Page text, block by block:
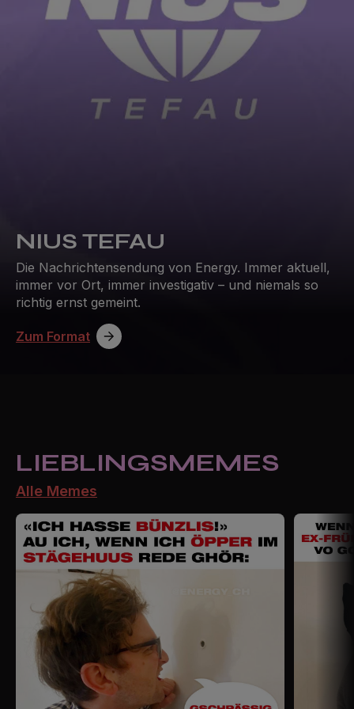
NIUS TEFAU
Die Nachrichtensendung von Energy. Immer aktuell,
immer vor Ort, immer investigativ – und niemals so
richtig ernst gemeint.
Zum Format
LIEBLINGSMEMES
Alle Memes